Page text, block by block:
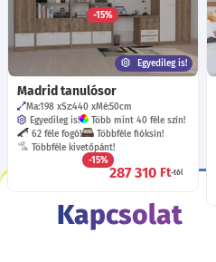
Ma:196 Sz:40 Mé:30
-15%
19 900
Egyedileg is!
Madrid tanulósor
Ma:198 Sz:440 Mé:50cm
Egyedileg is!
Több mint 40 féle szín!
62 féle fogó!
Többféle fióksín!
Többféle kivetőpánt!
-15%
287 310 Ft-tól
Kapcsolat